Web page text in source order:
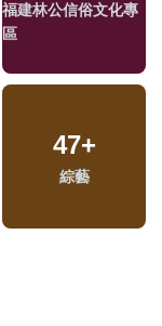
福建林公信俗文化專
區
47+
綜藝